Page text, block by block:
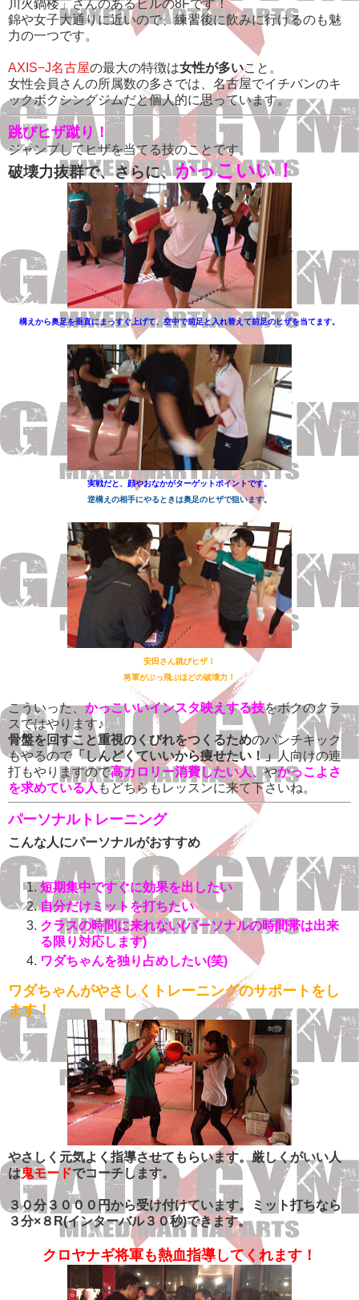
川火鍋楼」さんのあるビルの8Fです！
錦や女子大通りに近いので、練習後に飲みに行けるのも魅
力の一つです。
AXIS−J名古屋の最大の特徴は女性が多いこと。
女性会員さんの所属数の多さでは、名古屋でイチバンのキ
ックボクシングジムだと個人的に思っています。
跳びヒザ蹴り！
ジャンプしてヒザを当てる技のことです。
破壊力抜群で、さらに、 かっこいい！
構えから奥足を垂直にまっすぐ上げて、空中で前足と入れ替えて前足のヒザを当てます。
実戦だと、顔やおなかがターゲットポイントです。
逆構えの相手にやるときは奥足のヒザで狙います。
安田さん跳びヒザ！
将軍がぶっ飛ぶほどの破壊力！
こういった、かっこいいインスタ映えする技をボクのクラ
スではやります♪
骨盤を回すこと重視のくびれをつくるためのパンチキック
もやるので 「しんどくていいから痩せたい！」人向けの連
打もやりますので高カロリー消費したい人、やかっこよさ
を求めている人 もどちらもレッスンに来て下さいね。
パーソナルトレーニング
こんな人にパーソナルがおすすめ
短期集中ですぐに効果を出したい
自分だけミットを打ちたい
クラスの時間に来れない(パーソナルの時間帯は出来
る限り対応します)
ワダちゃんを独り占めしたい(笑)
ワダちゃんがやさしくトレーニングのサポートをし
ます！
やさしく元気よく指導させてもらいます。厳しくがいい人
は鬼モードでコーチします。
３０分３０００円から受け付けています。ミット打ちなら
３分×８R(インターバル３０秒)できます。
クロヤナギ将軍も熱血指導してくれます！